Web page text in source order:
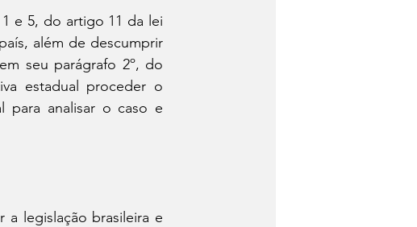
e 5, do artigo 11 da lei
além de descumprir
seu parágrafo 2º, do
estadual proceder o
para analisar o caso e
a legislação brasileira e